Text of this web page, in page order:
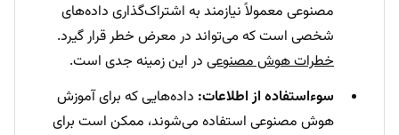
مصنوعی معمولاً نیازمند به اشتراک‌گذاری داده‌های
شخصی است که می‌تواند در معرض خطر قرار گیرد.
خطرات هوش مصنوعی در این زمینه جدی است.
سوءاستفاده از اطلاعات: داده‌هایی که برای آموزش
هوش مصنوعی استفاده می‌شوند، ممکن است برای